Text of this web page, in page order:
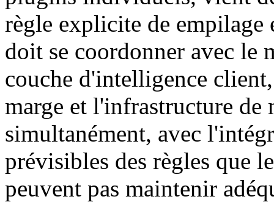
règle explicite de
doit se coordonner avec le
couche d'intelligence
marge et l'infrastructure de
simultanément, avec
prévisibles des règles que
peuvent pas maintenir